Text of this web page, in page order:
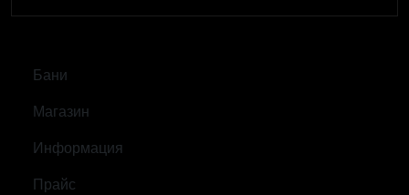
САМОЕ ВАЖНОЕ
Бани
Магазин
Информация
Прайс